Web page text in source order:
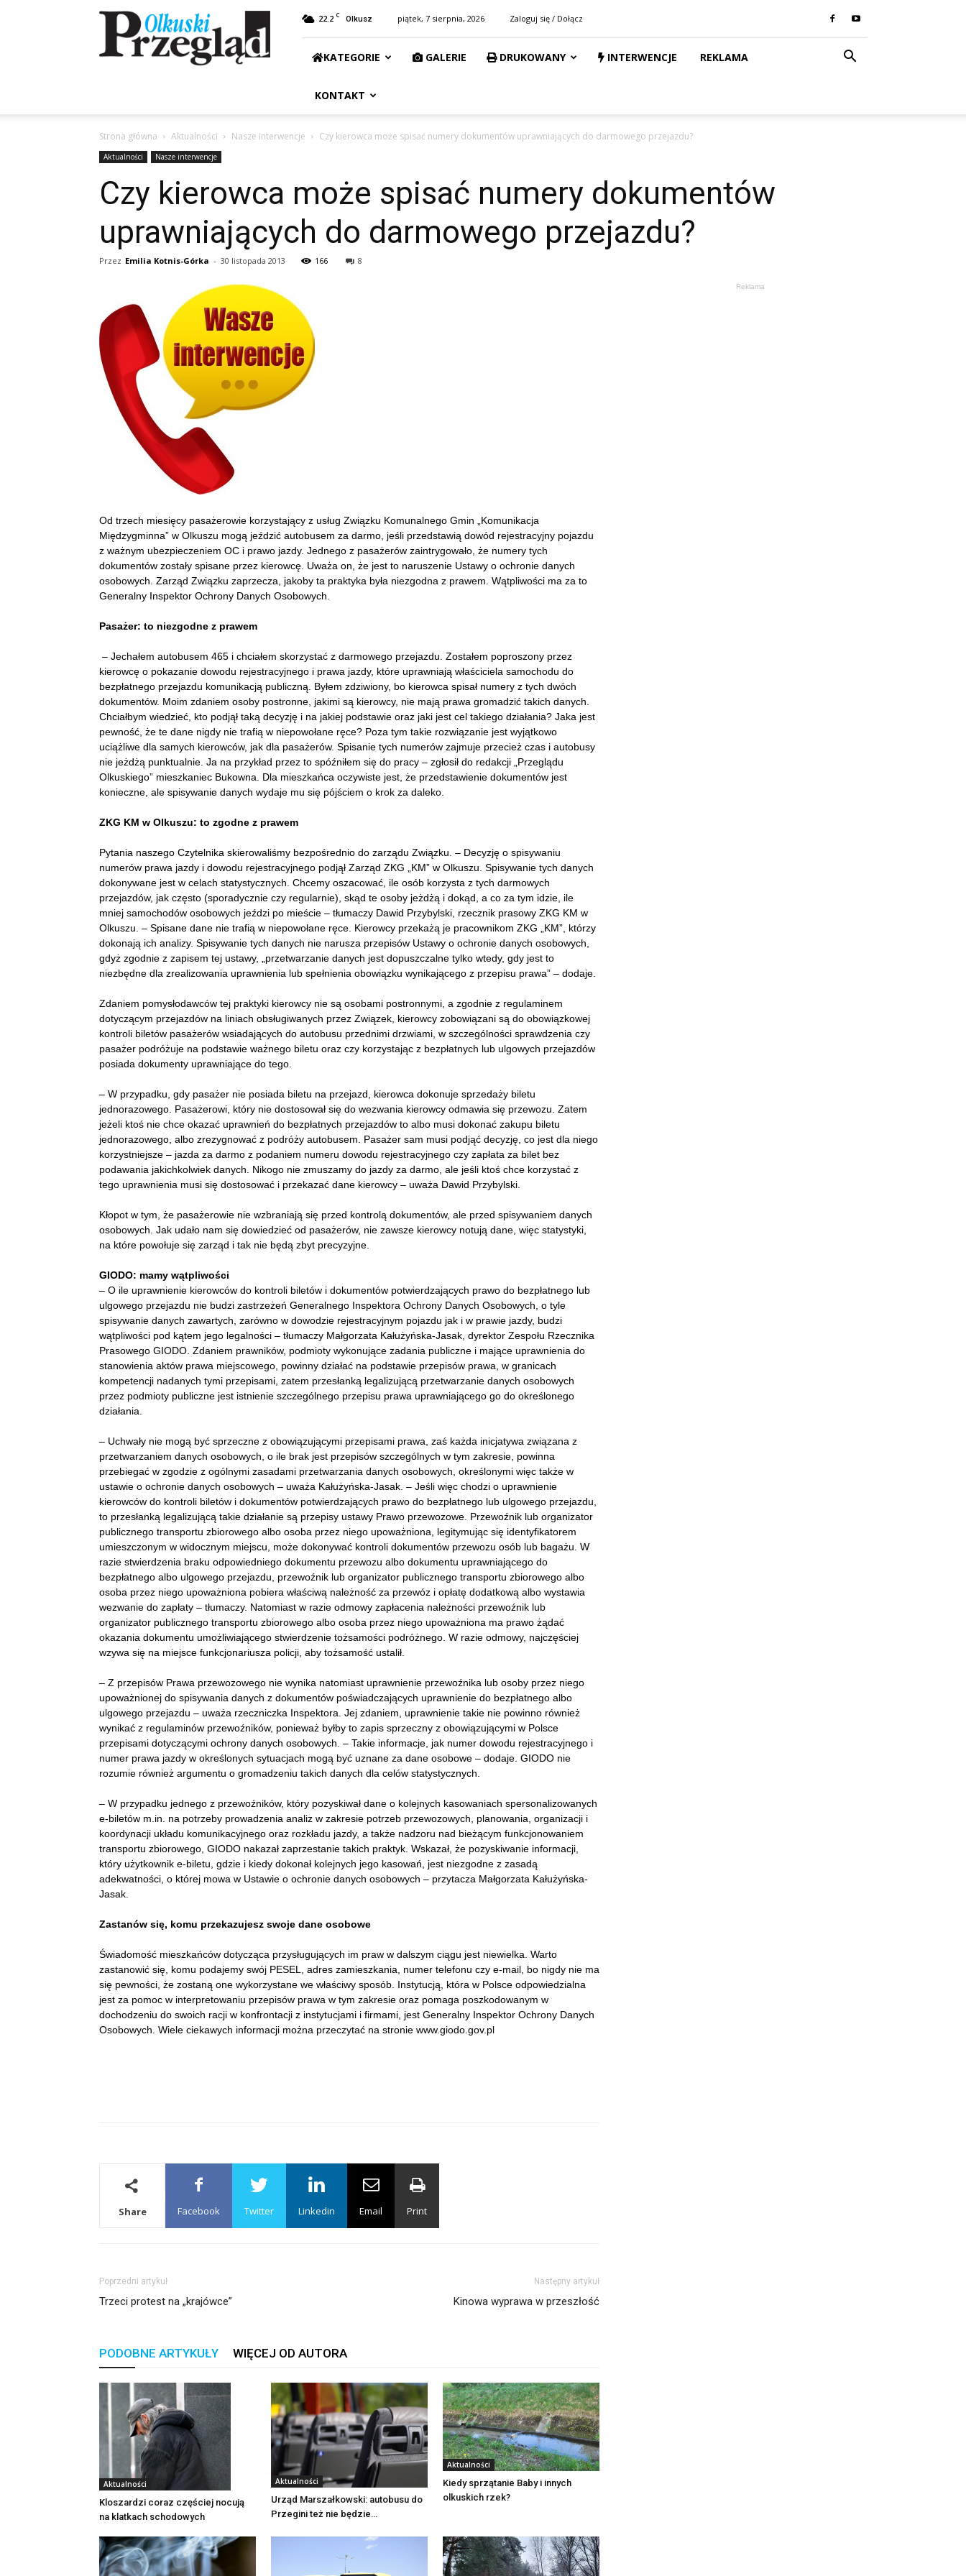
Przegląd
Olkuski
22.2 C Olkusz piątek, 7 sierpnia, 2026 Zaloguj się / Dołącz
KATEGORIE GALERIE DRUKOWANY INTERWENCJE REKLAMA
KONTAKT
Strona główna Aktualności Nasze interwencje Czy kierowca może spisać numery dokumentów uprawniających do darmowego przejazdu?
Aktualności Nasze interwencje
Czy kierowca może spisać numery dokumentów
uprawniających do darmowego przejazdu?
Przez Emilia Kotnis-Górka - 30 listopada 2013 166 8
Od trzech miesięcy pasażerowie korzystający z usług Związku Komunalnego Gmin „Komunikacja
Międzygminna” w Olkuszu mogą jeździć autobusem za darmo, jeśli przedstawią dowód rejestracyjny pojazdu
z ważnym ubezpieczeniem OC i prawo jazdy. Jednego z pasażerów zaintrygowało, że numery tych
dokumentów zostały spisane przez kierowcę. Uważa on, że jest to naruszenie Ustawy o ochronie danych
osobowych. Zarząd Związku zaprzecza, jakoby ta praktyka była niezgodna z prawem. Wątpliwości ma za to
Generalny Inspektor Ochrony Danych Osobowych.
Pasażer: to niezgodne z prawem
– Jechałem autobusem 465 i chciałem skorzystać z darmowego przejazdu. Zostałem poproszony przez
kierowcę o pokazanie dowodu rejestracyjnego i prawa jazdy, które uprawniają właściciela samochodu do
bezpłatnego przejazdu komunikacją publiczną. Byłem zdziwiony, bo kierowca spisał numery z tych dwóch
dokumentów. Moim zdaniem osoby postronne, jakimi są kierowcy, nie mają prawa gromadzić takich danych.
Chciałbym wiedzieć, kto podjął taką decyzję i na jakiej podstawie oraz jaki jest cel takiego działania? Jaka jest
pewność, że te dane nigdy nie trafią w niepowołane ręce? Poza tym takie rozwiązanie jest wyjątkowo
uciążliwe dla samych kierowców, jak dla pasażerów. Spisanie tych numerów zajmuje przecież czas i autobusy
nie jeżdżą punktualnie. Ja na przykład przez to spóźniłem się do pracy – zgłosił do redakcji „Przeglądu
Olkuskiego” mieszkaniec Bukowna. Dla mieszkańca oczywiste jest, że przedstawienie dokumentów jest
konieczne, ale spisywanie danych wydaje mu się pójściem o krok za daleko.
ZKG KM w Olkuszu: to zgodne z prawem
Pytania naszego Czytelnika skierowaliśmy bezpośrednio do zarządu Związku. – Decyzję o spisywaniu
numerów prawa jazdy i dowodu rejestracyjnego podjął Zarząd ZKG „KM” w Olkuszu. Spisywanie tych danych
dokonywane jest w celach statystycznych. Chcemy oszacować, ile osób korzysta z tych darmowych
przejazdów, jak często (sporadycznie czy regularnie), skąd te osoby jeżdżą i dokąd, a co za tym idzie, ile
mniej samochodów osobowych jeździ po mieście – tłumaczy Dawid Przybylski, rzecznik prasowy ZKG KM w
Olkuszu. – Spisane dane nie trafią w niepowołane ręce. Kierowcy przekażą je pracownikom ZKG „KM”, którzy
dokonają ich analizy. Spisywanie tych danych nie narusza przepisów Ustawy o ochronie danych osobowych,
gdyż zgodnie z zapisem tej ustawy, „przetwarzanie danych jest dopuszczalne tylko wtedy, gdy jest to
niezbędne dla zrealizowania uprawnienia lub spełnienia obowiązku wynikającego z przepisu prawa” – dodaje.
Zdaniem pomysłodawców tej praktyki kierowcy nie są osobami postronnymi, a zgodnie z regulaminem
dotyczącym przejazdów na liniach obsługiwanych przez Związek, kierowcy zobowiązani są do obowiązkowej
kontroli biletów pasażerów wsiadających do autobusu przednimi drzwiami, w szczególności sprawdzenia czy
pasażer podróżuje na podstawie ważnego biletu oraz czy korzystając z bezpłatnych lub ulgowych przejazdów
posiada dokumenty uprawniające do tego.
– W przypadku, gdy pasażer nie posiada biletu na przejazd, kierowca dokonuje sprzedaży biletu
jednorazowego. Pasażerowi, który nie dostosował się do wezwania kierowcy odmawia się przewozu. Zatem
jeżeli ktoś nie chce okazać uprawnień do bezpłatnych przejazdów to albo musi dokonać zakupu biletu
jednorazowego, albo zrezygnować z podróży autobusem. Pasażer sam musi podjąć decyzję, co jest dla niego
korzystniejsze – jazda za darmo z podaniem numeru dowodu rejestracyjnego czy zapłata za bilet bez
podawania jakichkolwiek danych. Nikogo nie zmuszamy do jazdy za darmo, ale jeśli ktoś chce korzystać z
tego uprawnienia musi się dostosować i przekazać dane kierowcy – uważa Dawid Przybylski.
Kłopot w tym, że pasażerowie nie wzbraniają się przed kontrolą dokumentów, ale przed spisywaniem danych
osobowych. Jak udało nam się dowiedzieć od pasażerów, nie zawsze kierowcy notują dane, więc statystyki,
na które powołuje się zarząd i tak nie będą zbyt precyzyjne.
GIODO: mamy wątpliwości
– O ile uprawnienie kierowców do kontroli biletów i dokumentów potwierdzających prawo do bezpłatnego lub
ulgowego przejazdu nie budzi zastrzeżeń Generalnego Inspektora Ochrony Danych Osobowych, o tyle
spisywanie danych zawartych, zarówno w dowodzie rejestracyjnym pojazdu jak i w prawie jazdy, budzi
wątpliwości pod kątem jego legalności – tłumaczy Małgorzata Kałużyńska-Jasak, dyrektor Zespołu Rzecznika
Prasowego GIODO. Zdaniem prawników, podmioty wykonujące zadania publiczne i mające uprawnienia do
stanowienia aktów prawa miejscowego, powinny działać na podstawie przepisów prawa, w granicach
kompetencji nadanych tymi przepisami, zatem przesłanką legalizującą przetwarzanie danych osobowych
przez podmioty publiczne jest istnienie szczególnego przepisu prawa uprawniającego go do określonego
działania.
– Uchwały nie mogą być sprzeczne z obowiązującymi przepisami prawa, zaś każda inicjatywa związana z
przetwarzaniem danych osobowych, o ile brak jest przepisów szczególnych w tym zakresie, powinna
przebiegać w zgodzie z ogólnymi zasadami przetwarzania danych osobowych, określonymi więc także w
ustawie o ochronie danych osobowych – uważa Kałużyńska-Jasak. – Jeśli więc chodzi o uprawnienie
kierowców do kontroli biletów i dokumentów potwierdzających prawo do bezpłatnego lub ulgowego przejazdu,
to przesłanką legalizującą takie działanie są przepisy ustawy Prawo przewozowe. Przewoźnik lub organizator
publicznego transportu zbiorowego albo osoba przez niego upoważniona, legitymując się identyfikatorem
umieszczonym w widocznym miejscu, może dokonywać kontroli dokumentów przewozu osób lub bagażu. W
razie stwierdzenia braku odpowiedniego dokumentu przewozu albo dokumentu uprawniającego do
bezpłatnego albo ulgowego przejazdu, przewoźnik lub organizator publicznego transportu zbiorowego albo
osoba przez niego upoważniona pobiera właściwą należność za przewóz i opłatę dodatkową albo wystawia
wezwanie do zapłaty – tłumaczy. Natomiast w razie odmowy zapłacenia należności przewoźnik lub
organizator publicznego transportu zbiorowego albo osoba przez niego upoważniona ma prawo żądać
okazania dokumentu umożliwiającego stwierdzenie tożsamości podróżnego. W razie odmowy, najczęściej
wzywa się na miejsce funkcjonariusza policji, aby tożsamość ustalił.
– Z przepisów Prawa przewozowego nie wynika natomiast uprawnienie przewoźnika lub osoby przez niego
upoważnionej do spisywania danych z dokumentów poświadczających uprawnienie do bezpłatnego albo
ulgowego przejazdu – uważa rzeczniczka Inspektora. Jej zdaniem, uprawnienie takie nie powinno również
wynikać z regulaminów przewoźników, ponieważ byłby to zapis sprzeczny z obowiązującymi w Polsce
przepisami dotyczącymi ochrony danych osobowych. – Takie informacje, jak numer dowodu rejestracyjnego i
numer prawa jazdy w określonych sytuacjach mogą być uznane za dane osobowe – dodaje. GIODO nie
rozumie również argumentu o gromadzeniu takich danych dla celów statystycznych.
– W przypadku jednego z przewoźników, który pozyskiwał dane o kolejnych kasowaniach spersonalizowanych
e-biletów m.in. na potrzeby prowadzenia analiz w zakresie potrzeb przewozowych, planowania, organizacji i
koordynacji układu komunikacyjnego oraz rozkładu jazdy, a także nadzoru nad bieżącym funkcjonowaniem
transportu zbiorowego, GIODO nakazał zaprzestanie takich praktyk. Wskazał, że pozyskiwanie informacji,
który użytkownik e-biletu, gdzie i kiedy dokonał kolejnych jego kasowań, jest niezgodne z zasadą
adekwatności, o której mowa w Ustawie o ochronie danych osobowych – przytacza Małgorzata Kałużyńska-
Jasak.
Zastanów się, komu przekazujesz swoje dane osobowe
Świadomość mieszkańców dotycząca przysługujących im praw w dalszym ciągu jest niewielka. Warto
zastanowić się, komu podajemy swój PESEL, adres zamieszkania, numer telefonu czy e-mail, bo nigdy nie ma
się pewności, że zostaną one wykorzystane we właściwy sposób. Instytucją, która w Polsce odpowiedzialna
jest za pomoc w interpretowaniu przepisów prawa w tym zakresie oraz pomaga poszkodowanym w
dochodzeniu do swoich racji w konfrontacji z instytucjami i firmami, jest Generalny Inspektor Ochrony Danych
Osobowych. Wiele ciekawych informacji można przeczytać na stronie www.giodo.gov.pl
Share Facebook Twitter Linkedin Email Print
Poprzedni artykuł
Trzeci protest na „krajówce”
Następny artykuł
Kinowa wyprawa w przeszłość
PODOBNE ARTYKUŁY WIĘCEJ OD AUTORA
Aktualności
Kloszardzi coraz częściej nocują
na klatkach schodowych
Aktualności
Urząd Marszałkowski: autobusu do
Przegini też nie będzie…
Aktualności
Kiedy sprzątanie Baby i innych
olkuskich rzek?
Reklama